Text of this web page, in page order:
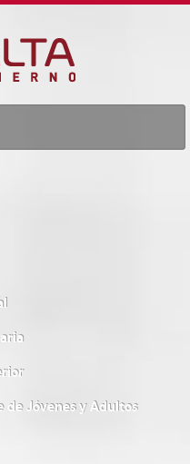
de Jóvenes y Adultos